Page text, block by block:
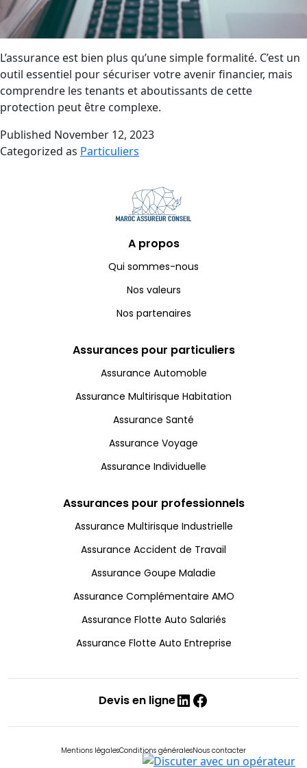
L’assurance est bien plus qu’une simple formalité. C’est un
outil essentiel pour sécuriser votre avenir financier, mais
comprendre les tenants et aboutissants de cette
protection peut être complexe.
Published November 12, 2023
Categorized as Particuliers
A propos
Qui sommes-nous
Nos valeurs
Nos partenaires
Assurances pour particuliers
Assurance Automoble
Assurance Multirisque Habitation
Assurance Santé
Assurance Voyage
Assurance Individuelle
Assurances pour professionnels
Assurance Multirisque Industrielle
Assurance Accident de Travail
Assurance Goupe Maladie
Assurance Complémentaire AMO
Assurance Flotte Auto Salariés
Assurance Flotte Auto Entreprise
Devis en ligne
Linked
Mentions légalesConditions généralesNous contacter